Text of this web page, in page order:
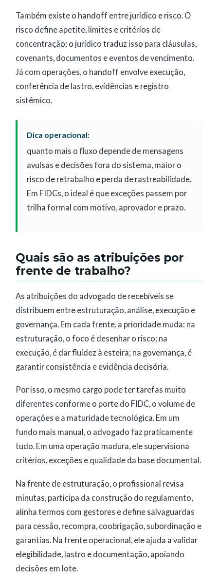
Também existe o handoff entre jurídico e risco. O
risco define apetite, limites e critérios de
concentração; o jurídico traduz isso para cláusulas,
covenants, documentos e eventos de vencimento.
Já com operações, o handoff envolve execução,
conferência de lastro, evidências e registro
sistêmico.
Dica operacional:
quanto mais o fluxo depende de mensagens
avulsas e decisões fora do sistema, maior o
risco de retrabalho e perda de rastreabilidade.
Em FIDCs, o ideal é que exceções passem por
trilha formal com motivo, aprovador e prazo.
Quais são as atribuições por
frente de trabalho?
As atribuições do advogado de recebíveis se
distribuem entre estruturação, análise, execução e
governança. Em cada frente, a prioridade muda: na
estruturação, o foco é desenhar o risco; na
execução, é dar fluidez à esteira; na governança, é
garantir consistência e evidência decisória.
Por isso, o mesmo cargo pode ter tarefas muito
diferentes conforme o porte do FIDC, o volume de
operações e a maturidade tecnológica. Em um
fundo mais manual, o advogado faz praticamente
tudo. Em uma operação madura, ele supervisiona
critérios, exceções e qualidade da base documental.
Na frente de estruturação, o profissional revisa
minutas, participa da construção do regulamento,
alinha termos com gestores e define salvaguardas
para cessão, recompra, coobrigação, subordinação e
garantias. Na frente operacional, ele ajuda a validar
elegibilidade, lastro e documentação, apoiando
decisões em lote.